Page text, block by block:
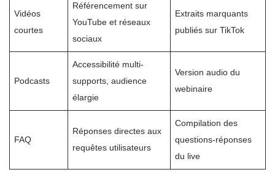
Vidéos
courtes
Référencement sur
YouTube et réseaux
sociaux
Extraits marquants
publiés sur TikTok
Podcasts
Accessibilité multi-
supports, audience
élargie
Version audio du
webinaire
FAQ
Réponses directes aux
requêtes utilisateurs
Compilation des
questions-réponses
du live